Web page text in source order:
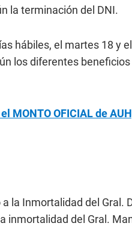
la terminación del DNI.
hábiles, el martes 18 y
los diferentes
MONTO OFICIAL de
la Inmortalidad del Gral.
inmortalidad del Gral.